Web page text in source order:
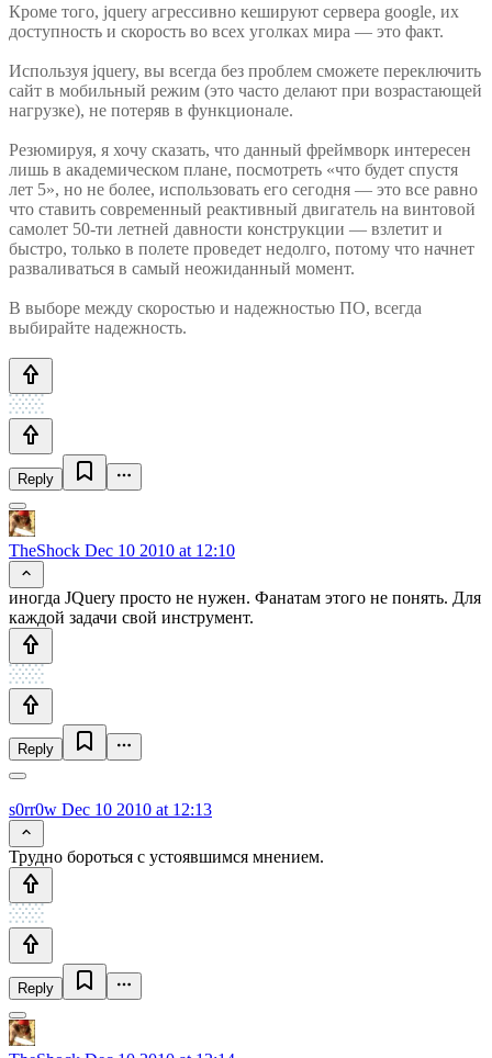
Кроме того, jquery агрессивно кешируют сервера google, их
доступность и скорость во всех уголках мира — это факт.
Используя jquery, вы всегда без проблем сможете переключить
сайт в мобильный режим (это часто делают при возрастающей
нагрузке), не потеряв в функционале.
Резюмируя, я хочу сказать, что данный фреймворк интересен
лишь в академическом плане, посмотреть «что будет спустя
лет 5», но не более, использовать его сегодня — это все равно
что ставить современный реактивный двигатель на винтовой
самолет 50-ти летней давности конструкции — взлетит и
быстро, только в полете проведет недолго, потому что начнет
разваливаться в самый неожиданный момент.
В выборе между скоростью и надежностью ПО, всегда
выбирайте надежность.
Reply
TheShock Dec 10 2010 at 12:10
иногда JQuery просто не нужен. Фанатам этого не понять. Для
каждой задачи свой инструмент.
Reply
s0rr0w Dec 10 2010 at 12:13
Трудно бороться с устоявшимся мнением.
Reply